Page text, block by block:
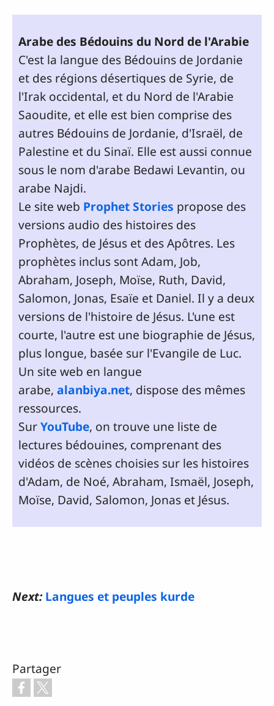
Arabe des Bédouins du Nord de l'Arabie
C'est la langue des Bédouins de Jordanie
et des régions désertiques de Syrie, de
l'Irak occidental, et du Nord de l'Arabie
Saoudite, et elle est bien comprise des
autres Bédouins de Jordanie, d'Israël, de
Palestine et du Sinaï. Elle est aussi connue
sous le nom d'arabe Bedawi Levantin, ou
arabe Najdi.
Le site web Prophet Stories propose des
versions audio des histoires des
Prophètes, de Jésus et des Apôtres. Les
prophètes inclus sont Adam, Job,
Abraham, Joseph, Moïse, Ruth, David,
Salomon, Jonas, Esaïe et Daniel. Il y a deux
versions de l'histoire de Jésus. L'une est
courte, l'autre est une biographie de Jésus,
plus longue, basée sur l'Evangile de Luc.
Un site web en langue
arabe, alanbiya.net, dispose des mêmes
ressources.
SurYouTube, on trouve une liste de
lectures bédouines, comprenant des
vidéos de scènes choisies sur les histoires
d'Adam, de Noé, Abraham, Ismaël, Joseph,
Moïse, David, Salomon, Jonas et Jésus.
Next:Langues et peuples kurde
Partager